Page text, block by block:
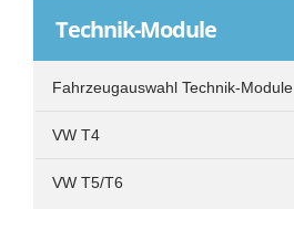
Technik-Module
Fahrzeugauswahl Technik-Module
VW T4
VW T5/T6